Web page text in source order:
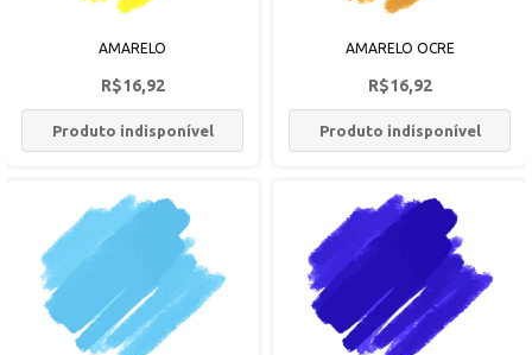
AMARELO
R$16,92
Produto indisponível
AMARELO OCRE
R$16,92
Produto indisponível